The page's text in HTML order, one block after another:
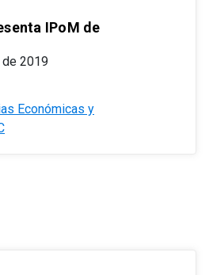
IPoM de
2019
Económicas y